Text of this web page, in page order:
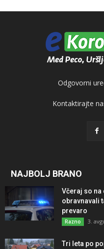
Odgovorni
Kontaktirajte
NAJBOLJ BRANO
Včeraj so
obravnavali
prevaro
Razno 3.
Tri leta po